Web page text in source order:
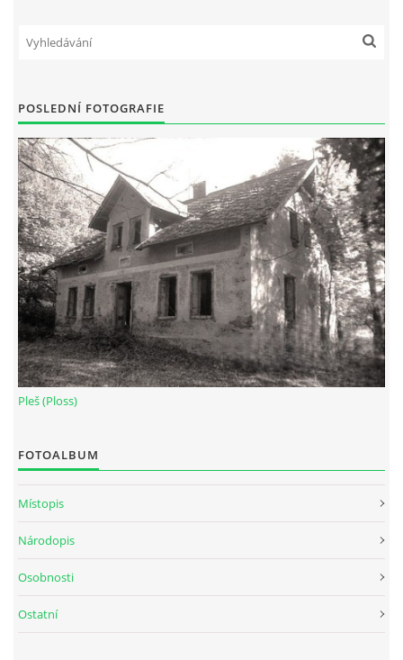
města Domažlice.
© 2026 eStránky.cz |Aktualizováno: 17. 7. 2026|Nahoru ↑
POSLEDNÍ FOTOGRAFIE
Pleš (Ploss)
FOTOALBUM
Místopis
Národopis
Osobnosti
Ostatní